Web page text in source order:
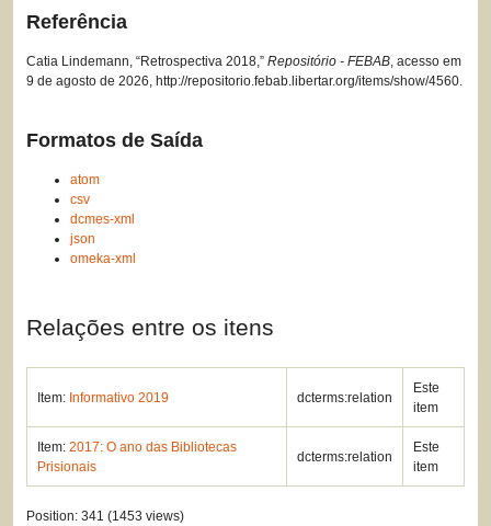
Referência
Catia Lindemann, “Retrospectiva 2018,” Repositório - FEBAB, acesso em
9 de agosto de 2026, http://repositorio.febab.libertar.org/items/show/4560.
Formatos de Saída
atom
csv
dcmes-xml
json
omeka-xml
Relações entre os itens
Item: Informativo 2019 dcterms:relation
Este
item
Item: 2017: O ano das Bibliotecas
Prisionais
dcterms:relation
Este
item
Position: 341 (1453 views)